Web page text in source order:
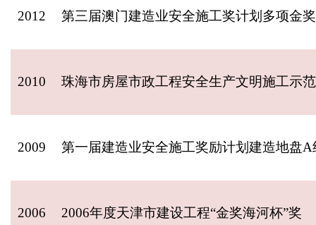
2012 第三届澳门建造业安全施工奖计划多项金
2010 珠海市房屋市政工程安全生产文明施工示
2009 第一届建造业安全施工奖励计划建造地盘
2006 2006年度天津市建设工程“金奖海河杯”奖